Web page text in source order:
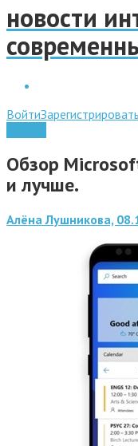
новости
Войти
Обзор
и лучше.
Алёна Лушникова,